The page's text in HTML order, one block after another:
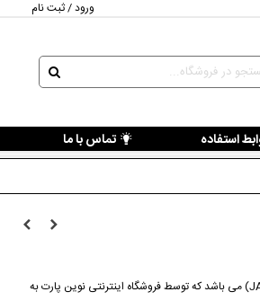
ورود / ثبت نام
استفاده تماس با ما
کارتریج توربوشارژ جک S5 قطعه از محصولات تولیدی کمپانی جک (JAC MOTOR) می باشد که توسط فروشگاه اینترنتی نوین پارت به